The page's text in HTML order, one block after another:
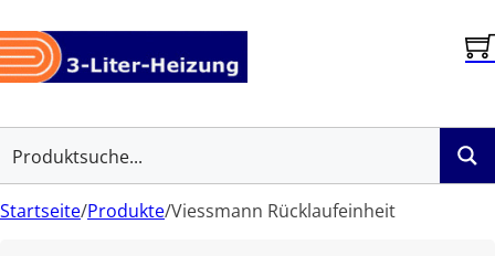
Startseite/Produkte/Viessmann Rücklaufeinheit